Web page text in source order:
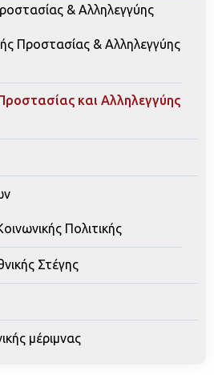
& Αλληλεγγύης
Προστασίας & Αλληλεγγύης
και Αλληλεγγύης
Πολιτικής
Στέγης
μέριμνας